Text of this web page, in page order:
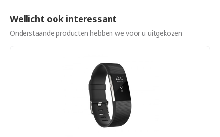
Wellicht ook interessant
Onderstaande producten hebben we voor u uitgekozen